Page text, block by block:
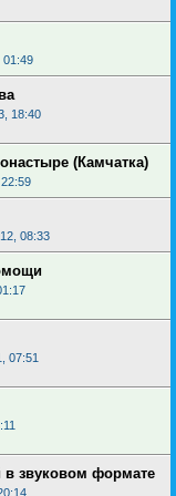
01:49
18:40
(Камчатка)
08:33
07:51
в звуковом формате